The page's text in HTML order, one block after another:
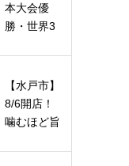
本大会優
勝・世界3
注…
【水戸市】
8/6開店！
噛むほど旨